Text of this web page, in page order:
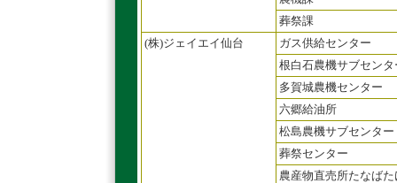
葬祭課
(株)ジェイエイ仙台
ガス供給センター
根白石農機サブセンタ
多賀城農機センター
六郷給油所
松島農機サブセンター
葬祭センター
農産物直売所たなばた